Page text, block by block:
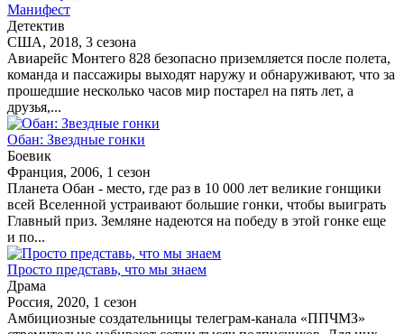
Манифест
Детектив
США, 2018, 3 сезона
Авиарейс Монтего 828 безопасно приземляется после полета,
команда и пассажиры выходят наружу и обнаруживают, что за
прошедшие несколько часов мир постарел на пять лет, а
друзья,...
Обан: Звездные гонки
Боевик
Франция, 2006, 1 сезон
Планета Обан - место, где раз в 10 000 лет великие гонщики
всей Вселенной устраивают большие гонки, чтобы выиграть
Главный приз. Земляне надеются на победу в этой гонке еще
и по...
Просто представь, что мы знаем
Драма
Россия, 2020, 1 сезон
Амбициозные создательницы телеграм-канала «ППЧМЗ»